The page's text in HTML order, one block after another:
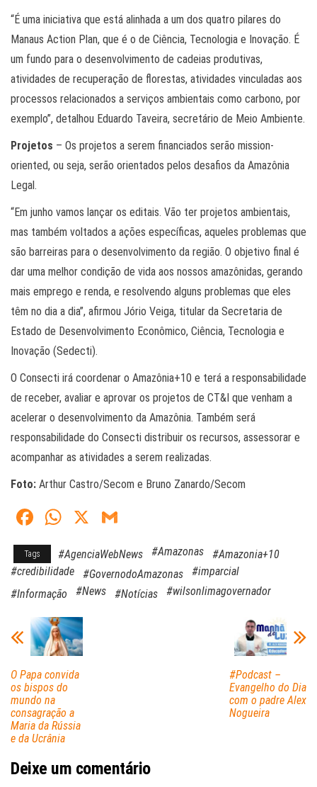
“É uma iniciativa que está alinhada a um dos quatro pilares do
Manaus Action Plan, que é o de Ciência, Tecnologia e Inovação. É
um fundo para o desenvolvimento de cadeias produtivas,
atividades de recuperação de florestas, atividades vinculadas aos
processos relacionados a serviços ambientais como carbono, por
exemplo”, detalhou Eduardo Taveira, secretário de Meio Ambiente.
Projetos – Os projetos a serem financiados serão mission-
oriented, ou seja, serão orientados pelos desafios da Amazônia
Legal.
“Em junho vamos lançar os editais. Vão ter projetos ambientais,
mas também voltados a ações específicas, aqueles problemas que
são barreiras para o desenvolvimento da região. O objetivo final é
dar uma melhor condição de vida aos nossos amazônidas, gerando
mais emprego e renda, e resolvendo alguns problemas que eles
têm no dia a dia”, afirmou Jório Veiga, titular da Secretaria de
Estado de Desenvolvimento Econômico, Ciência, Tecnologia e
Inovação (Sedecti).
O Consecti irá coordenar o Amazônia+10 e terá a responsabilidade
de receber, avaliar e aprovar os projetos de CT&I que venham a
acelerar o desenvolvimento da Amazônia. Também será
responsabilidade do Consecti distribuir os recursos, assessorar e
acompanhar as atividades a serem realizadas.
Foto: Arthur Castro/Secom e Bruno Zanardo/Secom
Fa
ce
bo
ok
W
ts
A
X
ail
Tags #AgenciaWebNews #Amazonas
#Amazonia+10
#credibilidade
#GovernodoAmazonas
#imparcial
#Informação
#News #Notícias #wilsonlimagovernador
O Papa convida
os bispos do
mundo na
consagração a
Maria da Rússia
e da Ucrânia
#Podcast –
Evangelho do Dia
com o padre Alex
Nogueira
Deixe um comentário